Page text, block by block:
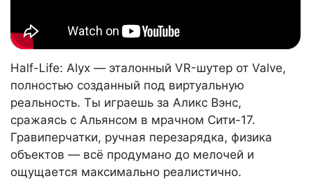
Half-Life: Alyx — эталонный VR-шутер от Valve,
полностью созданный под виртуальную
реальность. Ты играешь за Аликс Вэнс,
сражаясь с Альянсом в мрачном Сити-17.
Гравиперчатки, ручная перезарядка, физика
объектов — всё продумано до мелочей и
ощущается максимально реалистично.